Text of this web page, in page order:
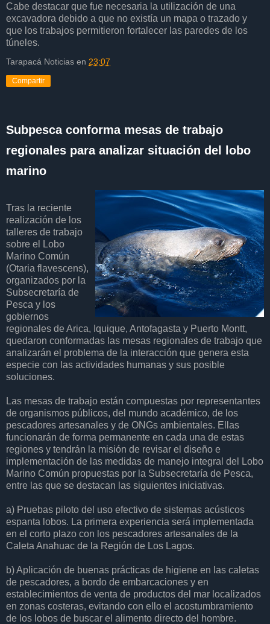
Cabe destacar que fue necesaria la utilización de una
excavadora debido a que no existía un mapa o trazado y
que los trabajos permitieron fortalecer las paredes de los
túneles.
Tarapacá Noticias en 23:07
Compartir
Subpesca conforma mesas de trabajo
regionales para analizar situación del lobo
marino
Tras la reciente
realización de los
talleres de trabajo
sobre el Lobo
Marino Común
(Otaria flavescens),
organizados por la
Subsecretaría de
Pesca y los
gobiernos
regionales de Arica, Iquique, Antofagasta y Puerto Montt,
quedaron conformadas las mesas regionales de trabajo que
analizarán el problema de la interacción que genera esta
especie con las actividades humanas y sus posible
soluciones.
Las mesas de trabajo están compuestas por representantes
de organismos públicos, del mundo académico, de los
pescadores artesanales y de ONGs ambientales. Ellas
funcionarán de forma permanente en cada una de estas
regiones y tendrán la misión de revisar el diseño e
implementación de las medidas de manejo integral del Lobo
Marino Común propuestas por la Subsecretaría de Pesca,
entre las que se destacan las siguientes iniciativas.
a) Pruebas piloto del uso efectivo de sistemas acústicos
espanta lobos. La primera experiencia será implementada
en el corto plazo con los pescadores artesanales de la
Caleta Anahuac de la Región de Los Lagos.
b) Aplicación de buenas prácticas de higiene en las caletas
de pescadores, a bordo de embarcaciones y en
establecimientos de venta de productos del mar localizados
en zonas costeras, evitando con ello el acostumbramiento
de los lobos de buscar el alimento directo del hombre.